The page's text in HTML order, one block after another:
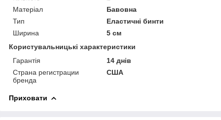
Матеріал
Бавовна
Тип
Еластичні бинти
Ширина
5 см
Користувальницькі характеристики
Гарантія
14 днів
Страна регистрации
бренда
США
Приховати